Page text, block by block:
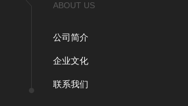
ABOUT US
公司简介
企业文化
联系我们